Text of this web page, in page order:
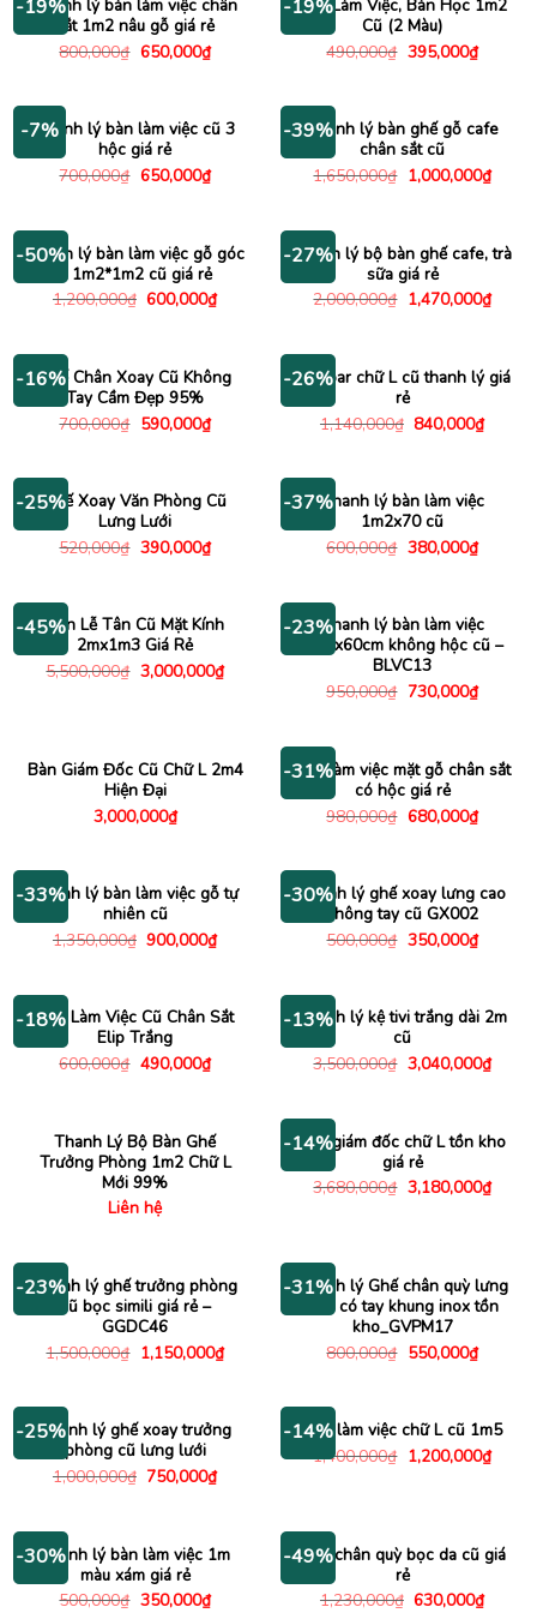
-19%
Thanh lý bàn làm việc chân
sắt 1m2 nâu gỗ giá rẻ
800,000₫ Giá
650,000₫Giá
hiện
650,000₫.
-19%
Bàn Làm Việc, Bàn Học 1m2
Cũ (2 Màu)
490,000₫ Giá
395,000₫Giá
hiện
-7%
Thanh lý bàn làm việc cũ 3
hộc giá rẻ
700,000₫ Giá
650,000₫Giá
hiện
650,000₫.
-39%Thanh lý bàn ghế gỗ cafe
chân sắt cũ
1,650,000₫ Giá
gốc
1,000,000₫Giá
hiện
-50%
Thanh lý bàn làm việc gỗ góc
L 1m2*1m2 cũ giá rẻ
1,200,000₫ Giá
600,000₫Giá
hiện
600,000₫.
-27%
Thanh lý bộ bàn ghế cafe, trà
sữa giá rẻ
2,000,000₫ Giá
gốc
1,470,000₫Giá
hiện
-16%
Ghế Chân Xoay Cũ Không
Tay Cầm Đẹp 95%
700,000₫ Giá
590,000₫Giá
hiện
590,000₫.
-26%
Bàn bar chữ L cũ thanh lý giá
rẻ
1,140,000₫ Giá
840,000₫Giá
hiện
-25%Ghế Xoay Văn Phòng Cũ
Lưng Lưới
520,000₫ Giá
390,000₫Giá
hiện
390,000₫.
-37%Thanh lý bàn làm việc
1m2x70 cũ
600,000₫ Giá
380,000₫Giá
hiện
-45%Bàn Lễ Tân Cũ Mặt Kính
2mx1m3 Giá Rẻ
5,500,000₫ Giá
gốc
3,000,000₫Giá
hiện
-23%Thanh lý bàn làm việc
1m2x60cm không hộc cũ –
BLVC13
950,000₫ Giá
730,000₫Giá
hiện
Bàn Giám Đốc Cũ Chữ L 2m4
Hiện Đại
3,000,000₫
-31%
Bàn làm việc mặt gỗ chân sắt
có hộc giá rẻ
980,000₫ Giá
680,000₫Giá
hiện
-33%
Thanh lý bàn làm việc gỗ tự
nhiên cũ
1,350,000₫ Giá
900,000₫Giá
hiện
900,000₫.
-30%
Thanh lý ghế xoay lưng cao
không tay cũ GX002
500,000₫ Giá
350,000₫Giá
hiện
-18%
Bàn Làm Việc Cũ Chân Sắt
Elip Trắng
600,000₫ Giá
490,000₫Giá
hiện
490,000₫.
-13%
Thanh lý kệ tivi trắng dài 2m
cũ
3,500,000₫ Giá
gốc
3,040,000₫Giá
hiện
Thanh Lý Bộ Bàn Ghế
Trưởng Phòng 1m2 Chữ L
Mới 99%
Liên hệ
-14%
Bàn giám đốc chữ L tồn kho
giá rẻ
3,680,000₫ Giá
gốc
3,180,000₫Giá
hiện
-23%
Thanh lý ghế trưởng phòng
cũ bọc simili giá rẻ –
GGDC46
1,500,000₫ Giá
gốc
1,150,000₫Giá
hiện
1,150,000₫.
-31%
Thanh lý Ghế chân quỳ lưng
lưới có tay khung inox tồn
kho_GVPM17
800,000₫ Giá
550,000₫Giá
hiện
-25%Thanh lý ghế xoay trưởng
phòng cũ lưng lưới
1,000,000₫ Giá
750,000₫Giá
hiện
750,000₫.
-14%
Bàn làm việc chữ L cũ 1m5
1,400,000₫ Giá
gốc
1,200,000₫Giá
hiện
-30%Thanh lý bàn làm việc 1m
màu xám giá rẻ
500,000₫ Giá
350,000₫Giá
-49%
Ghế chân quỳ bọc da cũ giá
rẻ
1,230,000₫ Giá
630,000₫Giá